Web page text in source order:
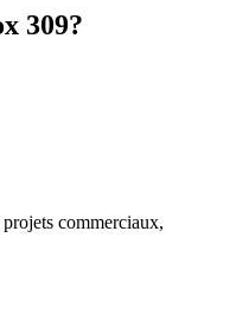
309?
commerciaux,